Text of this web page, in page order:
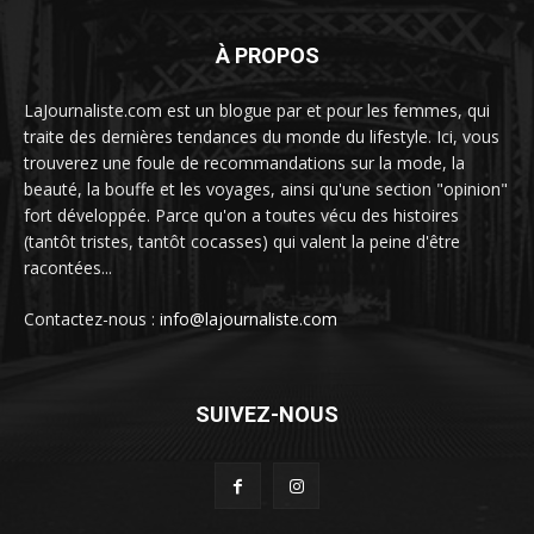
À PROPOS
LaJournaliste.com est un blogue par et pour les femmes, qui
traite des dernières tendances du monde du lifestyle. Ici, vous
trouverez une foule de recommandations sur la mode, la
beauté, la bouffe et les voyages, ainsi qu'une section "opinion"
fort développée. Parce qu'on a toutes vécu des histoires
(tantôt tristes, tantôt cocasses) qui valent la peine d'être
racontées...
Contactez-nous : info@lajournaliste.com
SUIVEZ-NOUS